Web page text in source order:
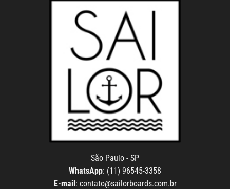
São Paulo - SP
WhatsApp: (11) 96545-3358
E-mail: contato@sailorboards.com.br